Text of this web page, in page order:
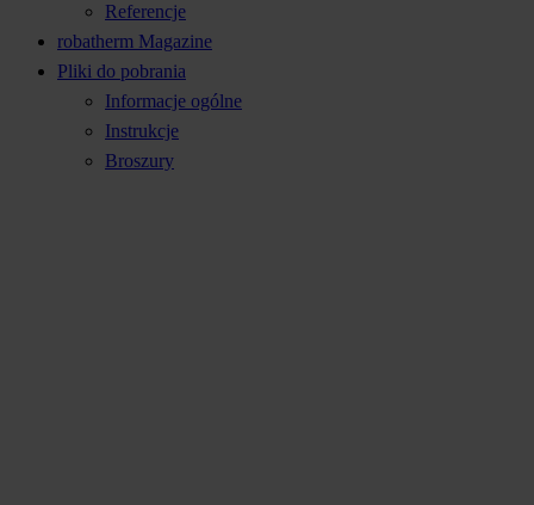
Referencje
robatherm Magazine
Pliki do pobrania
Informacje ogólne
Instrukcje
Broszury